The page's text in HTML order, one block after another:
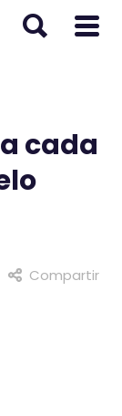
cada
Compartir